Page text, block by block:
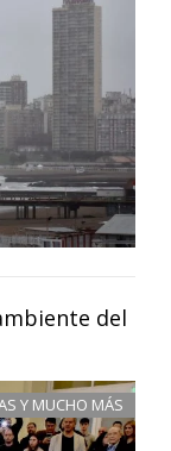
del
Y MUCHO MÁS